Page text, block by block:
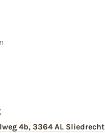
4b, 3364 AL Sliedrecht